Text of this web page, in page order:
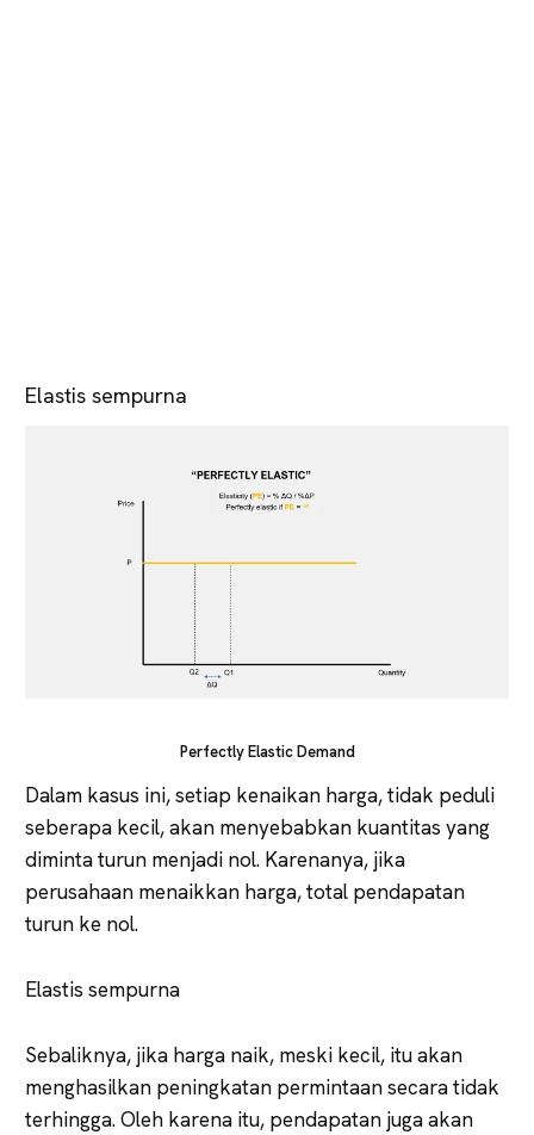
Elastis sempurna
Perfectly Elastic Demand
Dalam kasus ini, setiap kenaikan harga, tidak peduli
seberapa kecil, akan menyebabkan kuantitas yang
diminta turun menjadi nol. Karenanya, jika
perusahaan menaikkan harga, total pendapatan
turun ke nol.
Elastis sempurna
Sebaliknya, jika harga naik, meski kecil, itu akan
menghasilkan peningkatan permintaan secara tidak
terhingga. Oleh karena itu, pendapatan juga akan